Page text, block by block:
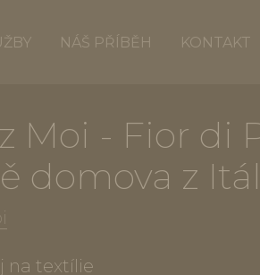
Moi - Fior di
domova z
na textílie
NÁŠ PŘÍBĚH KONTAKT